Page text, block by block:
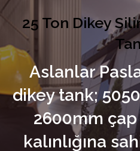
25 Ton Dikey
Aslanlar
dikey tank;
2600mm
kalınlığına